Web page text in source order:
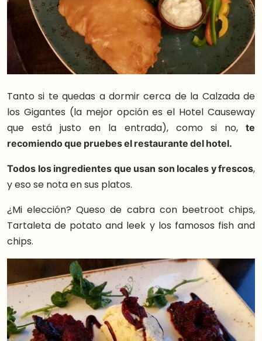
Tanto si te quedas a dormir cerca de la Calzada de
los Gigantes (la mejor opción es el Hotel Causeway
que está justo en la entrada), como si no, te
recomiendo que pruebes el restaurante del hotel.
Todos los ingredientes que usan son locales y frescos,
y eso se nota en sus platos.
¿Mi elección? Queso de cabra con beetroot chips,
Tartaleta de potato and leek y los famosos fish and
chips.